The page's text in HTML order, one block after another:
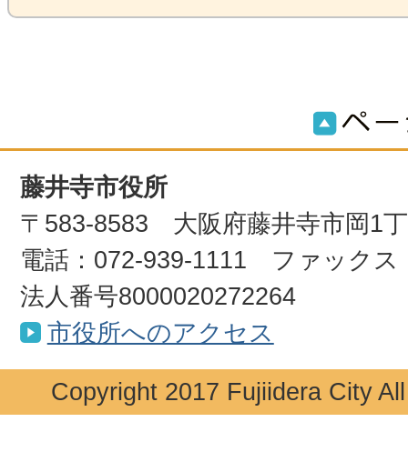
藤井寺市役所
〒583-8583 大阪府藤井寺市岡1
電話：072-939-1111 ファックス
法人番号8000020272264
市役所へのアクセス
Copyright 2017 Fujiidera City